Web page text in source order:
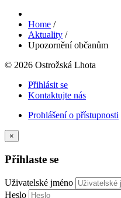
Home /
Aktuality /
Upozornění občanům
© 2026 Ostrožská Lhota
Přihlásit se
Kontaktujte nás
Prohlášení o přístupnosti
×
Přihlaste se
Uživatelské jméno
Heslo